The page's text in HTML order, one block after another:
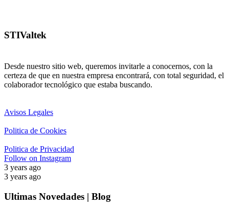
STIValtek
Desde nuestro sitio web, queremos invitarle a conocernos, con la
certeza de que en nuestra empresa encontrará, con total seguridad, el
colaborador tecnológico que estaba buscando.
Avisos Legales
Politica de Cookies
Politica de Privacidad
Follow on Instagram
3 years ago
3 years ago
Ultimas Novedades | Blog